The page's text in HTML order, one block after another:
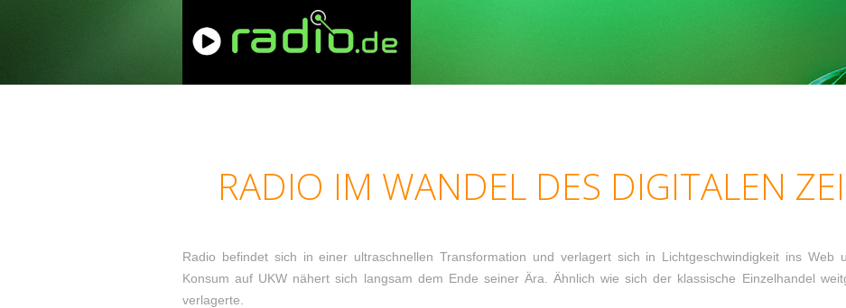
RADIO IM WANDEL DES DIGITALEN
Radio befindet sich in einer ultraschnellen Transformation und verlagert sich in Lichtgeschwindigkeit ins Web
Konsum auf UKW nähert sich langsam dem Ende seiner Ära. Ähnlich wie sich der klassische Einzelhandel
verlagerte.